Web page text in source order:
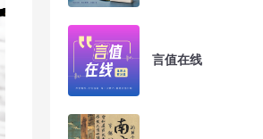
言值在线